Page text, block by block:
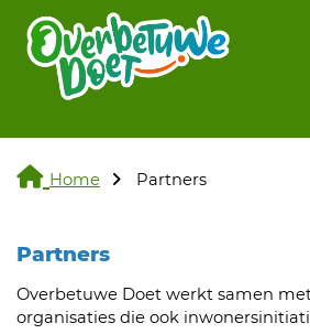
Home Partners
Partners
Overbetuwe Doet werkt samen
organisaties die ook